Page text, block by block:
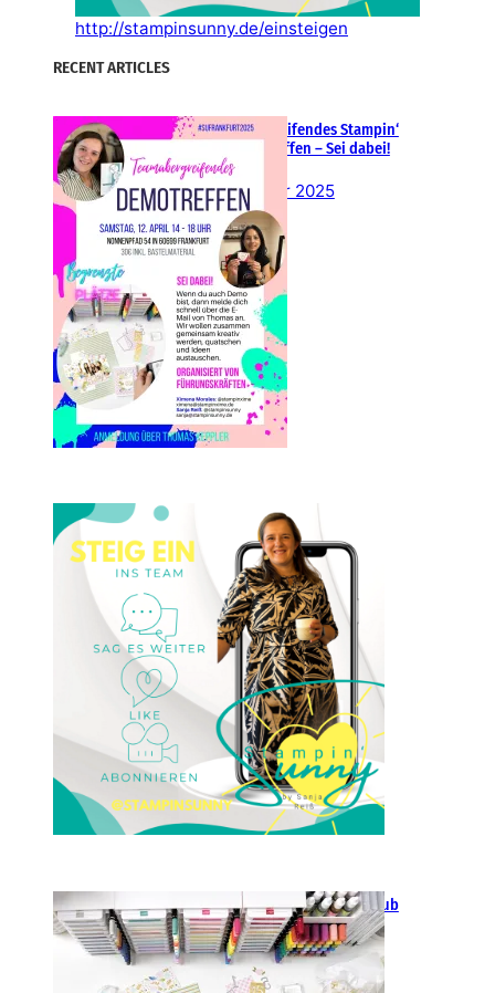
http://stampinsunny.de/einsteigen
RECENT ARTICLES
Teamübergreifendes Stampin‘
Up! Demotreffen – Sei dabei!
26. Februar 2025
Einsteigen 2025 im Team
Stampin‘ Sunny
23. Januar 2025
GANZ NEU: Scrapbooking Club
2025
21. Januar 2025